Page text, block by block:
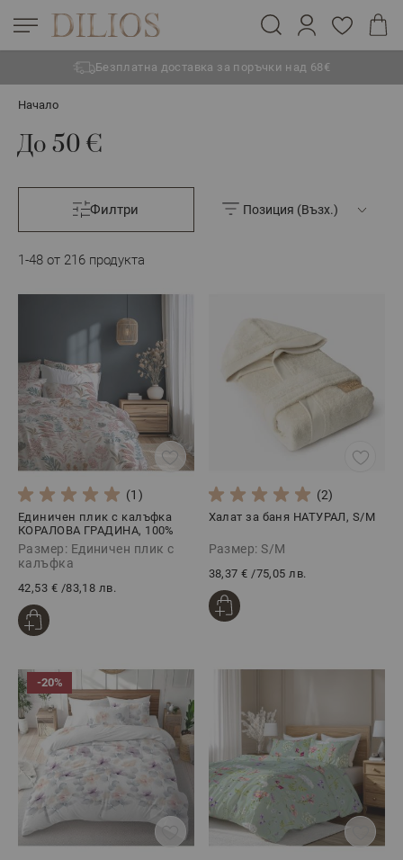
Безплатна доставка за поръчки над 68€
Начало
До 50 €
Филтри
1-48 от 216 продукта
(1)
Единичен плик с калъфка
КОРАЛОВА ГРАДИНА, 100%
Памучен сатен, 2 части
Размер: Единичен плик с
калъфка
42,53 € /83,18 лв.
(2)
Халат за баня НАТУРАЛ, S/M
Размер: S/M
38,37 € /75,05 лв.
-20%